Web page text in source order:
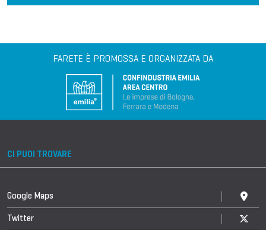
FARETE È PROMOSSA E ORGANIZZATA DA
CI PUOI TROVARE
Google Maps
Twitter